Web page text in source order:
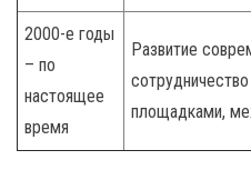
2000-е годы
– по
настоящее
время
Развитие
площадками,